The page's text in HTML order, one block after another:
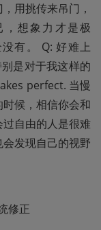
用挑传来吊门，
想象力才是极
有。 Q: 好难上
是对于我这样的
perfect. 当慢
候，相信你会和
自由的人是很难
发现自己的视野
修正